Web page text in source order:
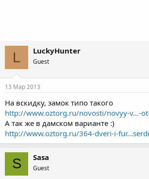
L LuckyHunter
Guest
13 Мар 2013
На вскидку, замок типо такого
http://www.oztorg.ru/novosti/novyy-v...-
А так же в дамском варианте :)
http://www.oztorg.ru/364-dveri-i-
S Sasa
Guest